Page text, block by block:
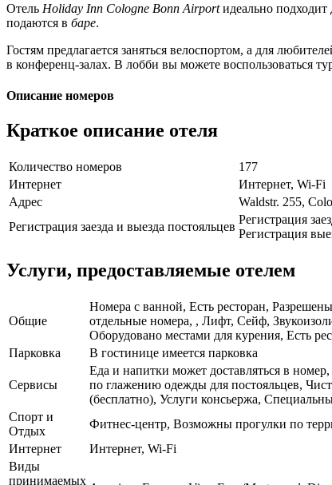
Отель Holiday Inn Cologne Bonn Airportидеально подходит
подаются в баре.
Гостям предлагается заняться велоспортом, а для
в конференц-залах. В лобби вы можете воспользоваться
Описание номеров
Краткое описание отеля
Количество номеров
177
Интернет
Интернет, Wi-Fi
Адрес
Waldstr. 255,
Регистрация заезда и выезда постояльцев
Регистрация
Регистрация
Услуги, предоставляемые отелем
Общие
Номера с ванной, Есть ресторан,
отдельные номера, , Лифт, Сейф,
Оборудовано местами для курения, Есть
Парковка
В гостинице имеется парковка
Сервисы
Еда и напитки может доставляться в
по глажению одежды для постояльцев,
(бесплатно), Услуги консьержа,
Спорт и
Отдых
Фитнес-центр, Возможны прогулки по
Интернет
Интернет, Wi-Fi
Виды
принимаемых